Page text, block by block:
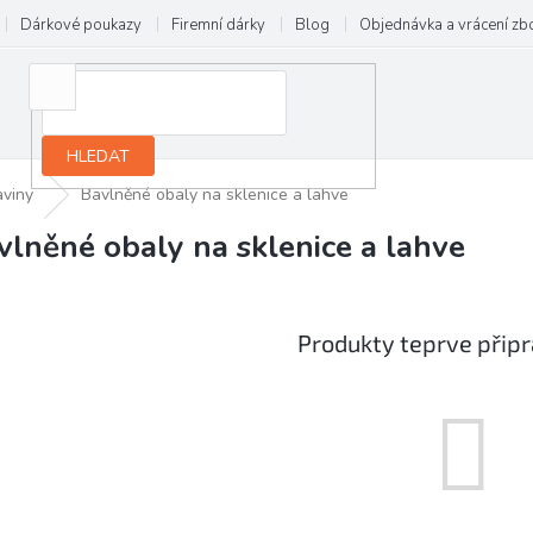
Dárkové poukazy Firemní dárky Blog Objednávka a vrácení
HLEDAT
Bavlněné obaly na sklenice a lahve
obaly na sklenice a lahve
Produkty teprve